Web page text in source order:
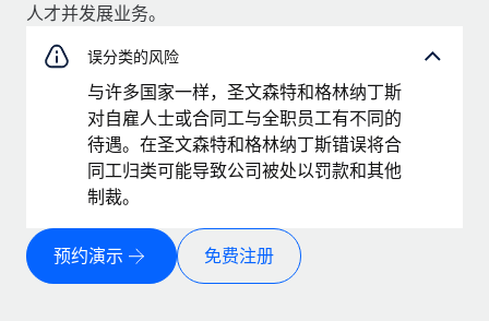
人才并发展业务。
误分类的风险
与许多国家一样，圣文森特和格林纳丁斯
对自雇人士或合同工与全职员工有不同的
待遇。在圣文森特和格林纳丁斯错误将合
同工归类可能导致公司被处以罚款和其他
制裁。
预约演示 免费注册